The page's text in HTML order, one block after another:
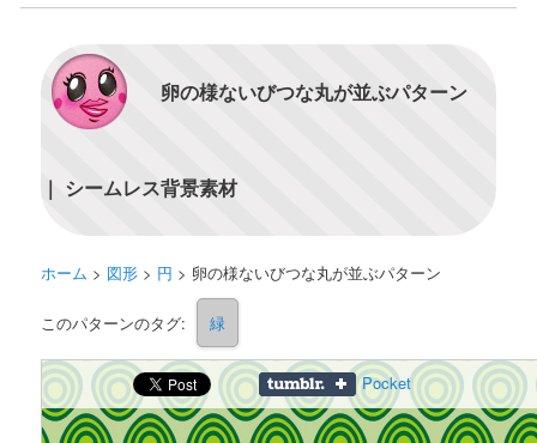
卵の様ないびつな丸が並ぶパターン
｜ シームレス背景素材
ホーム > 図形 > 円 > 卵の様ないびつな丸が並ぶパターン
このパターンのタグ: 緑
Pocket